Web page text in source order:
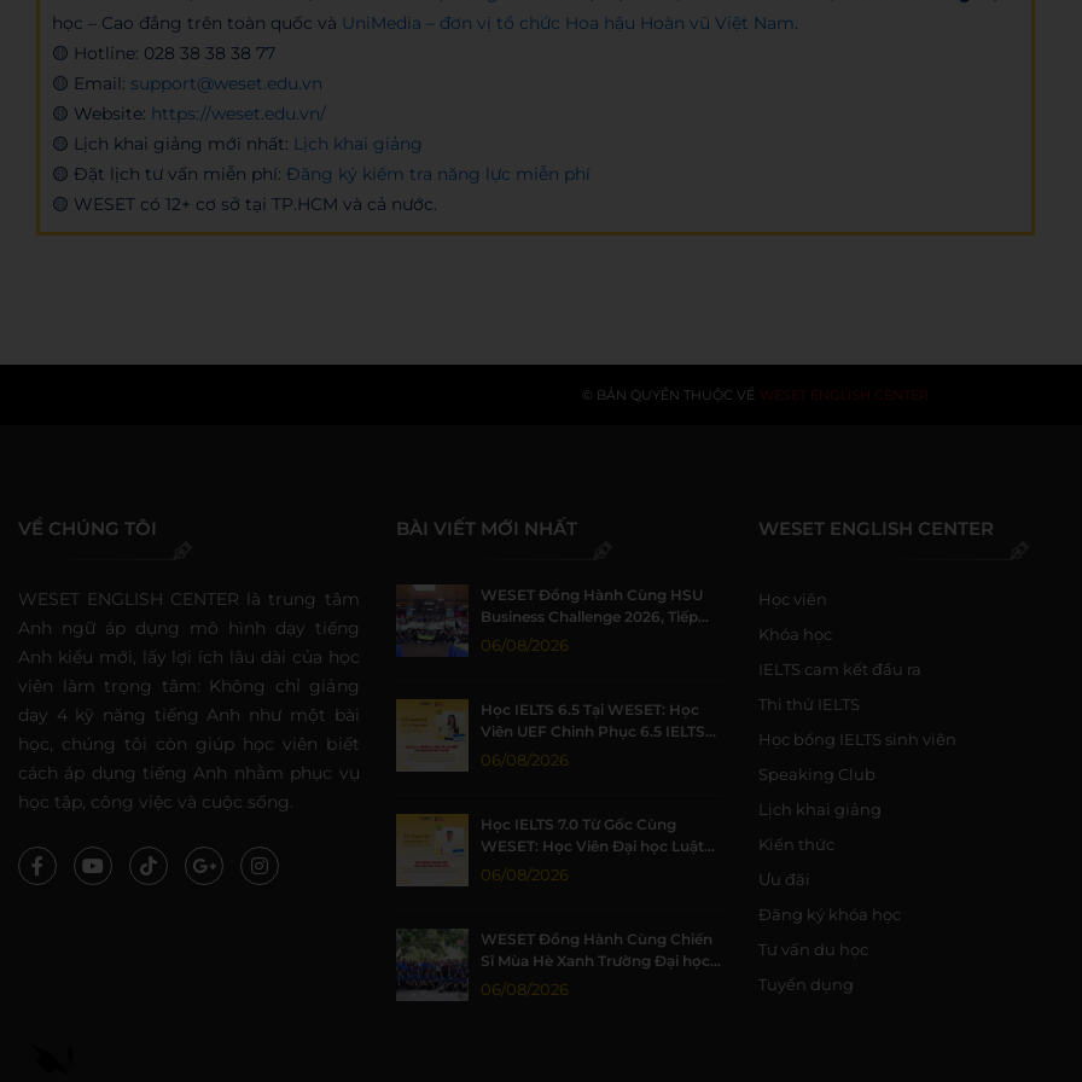
học – Cao đẳng trên toàn quốc và UniMedia – đơn vị tổ chức Hoa hậu Hoàn vũ Việt Nam.
🟡 Hotline: 028 38 38 38 77
🟡 Email: support@weset.edu.vn
🟡 Website: https://weset.edu.vn/
🟡 Lịch khai giảng mới nhất: Lịch khai giảng
🟡 Đặt lịch tư vấn miễn phí: Đăng ký kiểm tra năng lực miễn phí
🟡 WESET có 12+ cơ sở tại TP.HCM và cả nước.
© BẢN QUYỀN THUỘC VỀ WESET ENGLISH CENTER
VỀ CHÚNG TÔI
WESET ENGLISH CENTER là trung tâm
Anh ngữ áp dụng mô hình dạy tiếng
Anh kiểu mới, lấy lợi ích lâu dài của học
viên làm trọng tâm: Không chỉ giảng
dạy 4 kỹ năng tiếng Anh như một bài
học, chúng tôi còn giúp học viên biết
cách áp dụng tiếng Anh nhằm phục vụ
học tập, công việc và cuộc sống.
BÀI VIẾT MỚI NHẤT
WESET Đồng Hành Cùng HSU
Business Challenge 2026, Tiếp
Sức Sinh Viên Khởi Nghiệp
06/08/2026
Học IELTS 6.5 Tại WESET: Học
Viên UEF Chinh Phục 6.5 IELTS
Nhờ Môi Trường Học Tập Chất
06/08/2026
Học IELTS 7.0 Từ Gốc Cùng
WESET: Học Viên Đại học Luật
TP.HCM Đạt 7.0 IELTS
06/08/2026
WESET Đồng Hành Cùng Chiến
Sĩ Mùa Hè Xanh Trường Đại học
Khoa học Tự nhiên, ĐHQG-HCM
06/08/2026
WESET ENGLISH CENTER
Học viên
Khóa học
IELTS cam kết đầu ra
Thi thử IELTS
Học bổng IELTS sinh viên
Speaking Club
Lịch khai giảng
Kiến thức
Ưu đãi
Đăng ký khóa học
Tư vấn du học
Tuyển dụng